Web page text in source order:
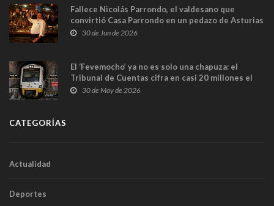
Fallece Nicolás Parrondo, el valdesano que
convirtió Casa Parrondo en un pedazo de Asturias
en Madrid
30 de Jun de 2026
El ‘Fevemocho’ ya no es solo una chapuza: el
Tribunal de Cuentas cifra en casi 20 millones el
sobrecoste de los trenes que no cabían por los
30 de May de 2026
CATEGORÍAS
Actualidad
Deportes